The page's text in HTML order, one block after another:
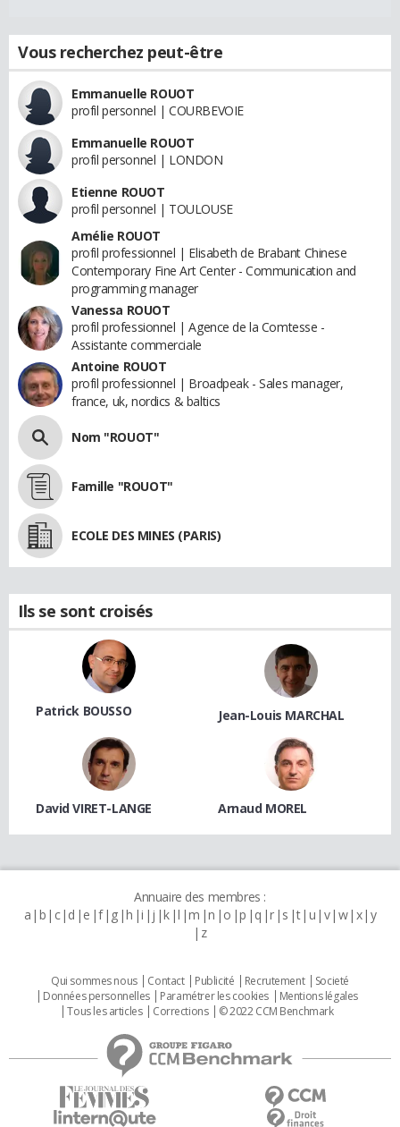
Vous recherchez peut-être
Emmanuelle ROUOT
profil personnel | COURBEVOIE
Emmanuelle ROUOT
profil personnel | LONDON
Etienne ROUOT
profil personnel | TOULOUSE
Amélie ROUOT
profil professionnel | Elisabeth de Brabant Chinese
Contemporary Fine Art Center - Communication and
programming manager
Vanessa ROUOT
profil professionnel | Agence de la Comtesse -
Assistante commerciale
Antoine ROUOT
profil professionnel | Broadpeak - Sales manager,
france, uk, nordics & baltics
Nom "ROUOT"
Famille "ROUOT"
ECOLE DES MINES (PARIS)
Ils se sont croisés
Patrick BOUSSO Jean-Louis MARCHAL
David VIRET-LANGE Arnaud MOREL
Annuaire des membres :
a b c d e f g h i j k l m n o p q r s t u v w x y
z
Qui sommes nous Contact Publicité Recrutement
Societé
Données personnelles
Paramétrer les cookies
Mentions légales
Tous les articles
Corrections © 2022 CCM Benchmark